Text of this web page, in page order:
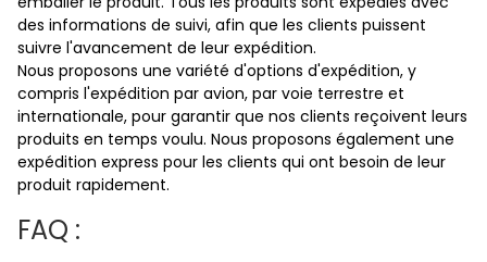
des informations de suivi, afin que les clients puissent
suivre l'avancement de leur expédition.
Nous proposons une variété d'options d'expédition, y
compris l'expédition par avion, par voie terrestre et
internationale, pour garantir que nos clients reçoivent leurs
produits en temps voulu. Nous proposons également une
expédition express pour les clients qui ont besoin de leur
produit rapidement.
FAQ :